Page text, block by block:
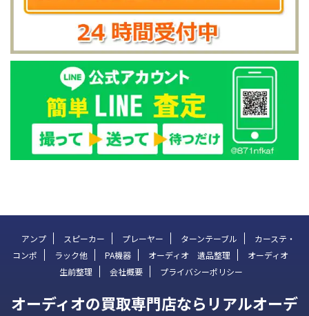
アンプ スピーカー プレーヤー ターンテーブル
カーステ・
コンポ
ラック他 PA機器 オーディオ 遺品整理
オーディオ
生前整理
会社概要 プライバシーポリシー
オーディオの買取専門店ならリアルオーデ